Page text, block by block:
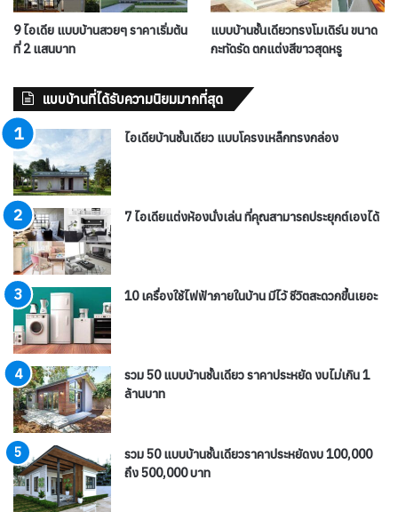
9 ไอเดีย แบบบ้านสวยๆ ราคาเริ่มต้น
ที่ 2 แสนบาท
แบบบ้านชั้นเดียวทรงโมเดิร์น ขนาด
กะทัดรัด ตกแต่งสีขาวสุดหรู
แบบบ้านที่ได้รับความนิยมมากที่สุด
ไอเดียบ้านชั้นเดียว แบบโครงเหล็กทรงกล่อง
7 ไอเดียแต่งห้องนั่งเล่น ที่คุณสามารถประยุกต์เองได้
10 เครื่องใช้ไฟฟ้าภายในบ้าน มีไว้ ชีวิตสะดวกขึ้นเยอะ
รวม 50 แบบบ้านชั้นเดียว ราคาประหยัด งบไม่เกิน 1
ล้านบาท
รวม 50 แบบบ้านชั้นเดียวราคาประหยัดงบ 100,000
ถึง 500,000 บาท